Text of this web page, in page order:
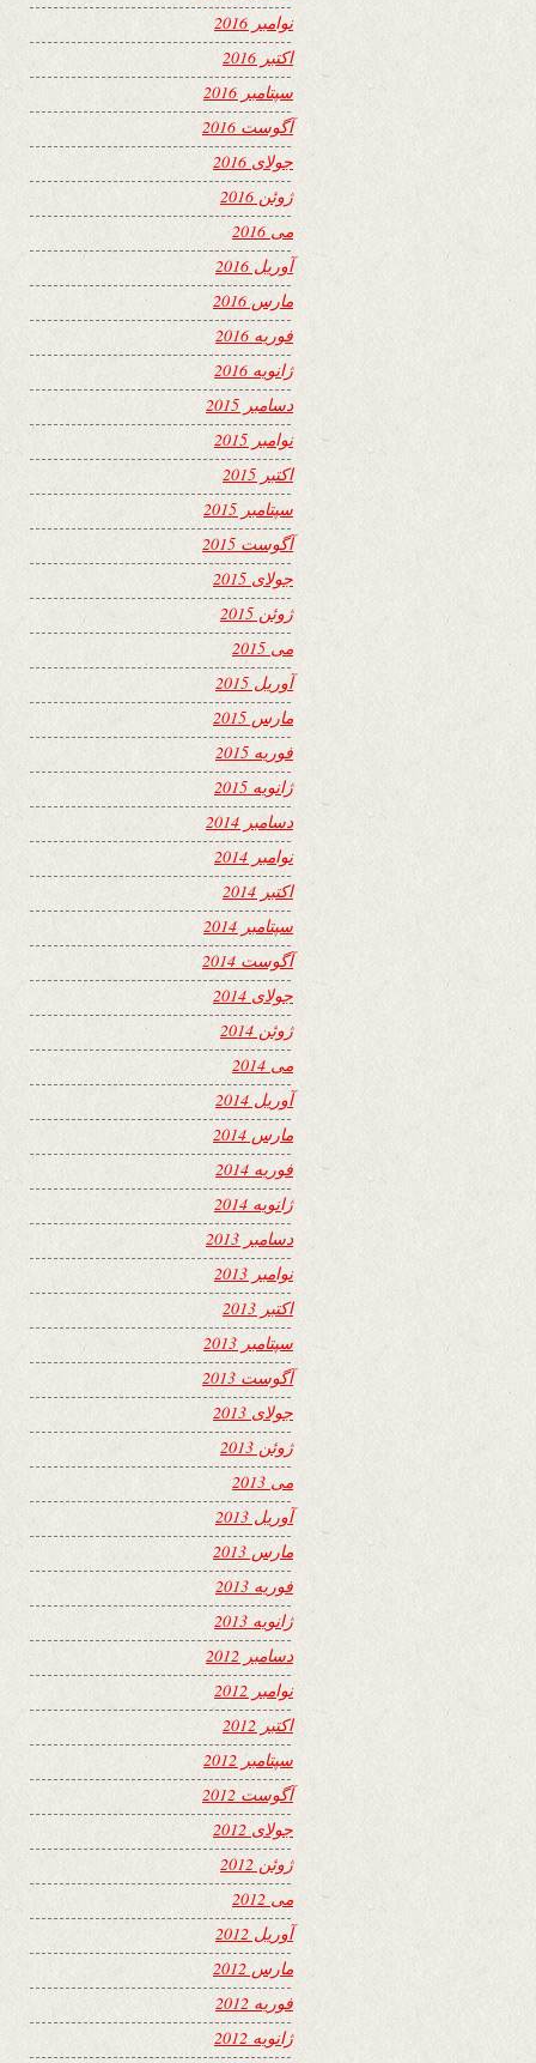
نوامبر 2016
اکتبر 2016
سپتامبر 2016
آگوست 2016
جولای 2016
ژوئن 2016
می 2016
آوریل 2016
مارس 2016
فوریه 2016
ژانویه 2016
دسامبر 2015
نوامبر 2015
اکتبر 2015
سپتامبر 2015
آگوست 2015
جولای 2015
ژوئن 2015
می 2015
آوریل 2015
مارس 2015
فوریه 2015
ژانویه 2015
دسامبر 2014
نوامبر 2014
اکتبر 2014
سپتامبر 2014
آگوست 2014
جولای 2014
ژوئن 2014
می 2014
آوریل 2014
مارس 2014
فوریه 2014
ژانویه 2014
دسامبر 2013
نوامبر 2013
اکتبر 2013
سپتامبر 2013
آگوست 2013
جولای 2013
ژوئن 2013
می 2013
آوریل 2013
مارس 2013
فوریه 2013
ژانویه 2013
دسامبر 2012
نوامبر 2012
اکتبر 2012
سپتامبر 2012
آگوست 2012
جولای 2012
ژوئن 2012
می 2012
آوریل 2012
مارس 2012
فوریه 2012
ژانویه 2012